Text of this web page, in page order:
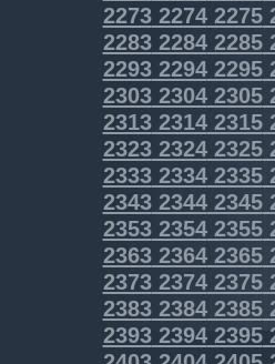
227322742275
228322842285
229322942295
230323042305
231323142315
232323242325
233323342335
234323442345
235323542355
236323642365
237323742375
238323842385
239323942395